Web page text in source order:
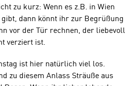
zu kurz: Wenn es z.B. in Wien
gibt, dann könnt ihr zur Begrüßung
vor der Tür rechnen, der liebevoll
verziert ist.
ist hier natürlich viel los.
zu diesem Anlass Sträuße aus